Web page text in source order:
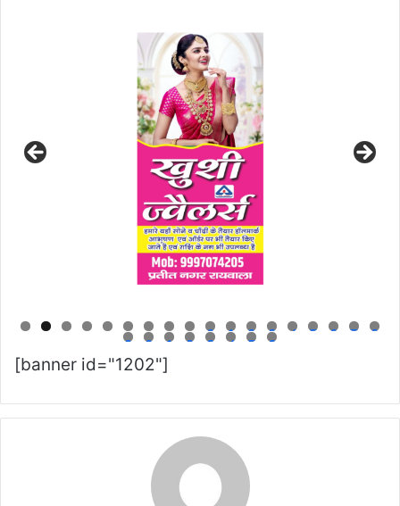
0 1 2 3 4 5 6 7 8
9 0 1 2 3 4 5 6
[banner id="1202"]